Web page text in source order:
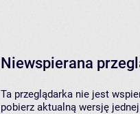
Niewspierana
Ta przeglądarka nie jest
pobierz aktualną wersję